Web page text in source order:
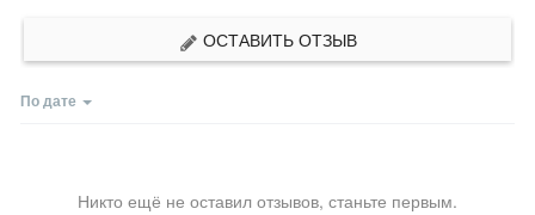
ОСТАВИТЬ ОТЗЫВ
По дате
Никто ещё не оставил отзывов, станьте первым.